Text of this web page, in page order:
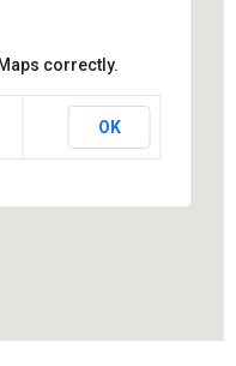
correctly.
OK